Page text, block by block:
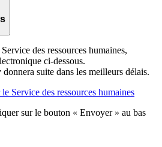
des ressources humaines,
ci-dessous.
suite dans les meilleurs délais.
Service des ressources humaines
sur le bouton « Envoyer » au bas